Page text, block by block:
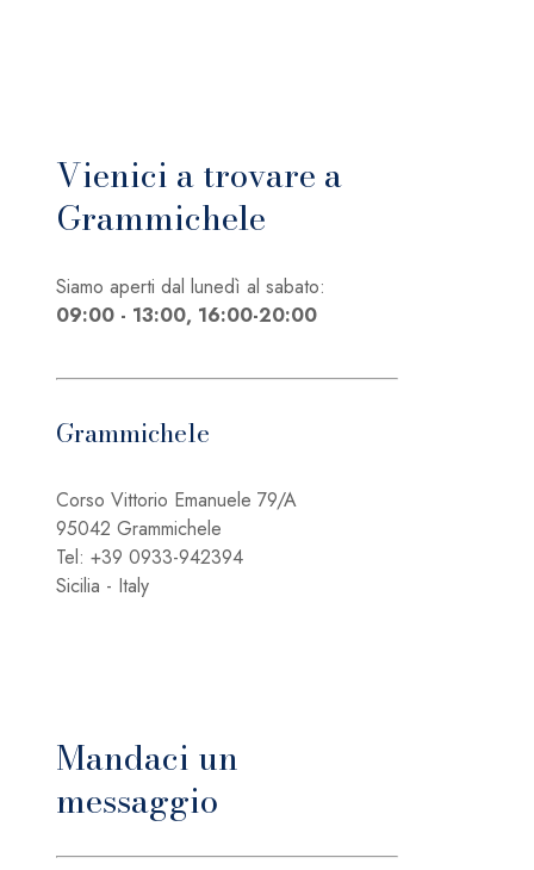
Vienici a trovare a
Grammichele
Siamo aperti dal lunedì al sabato:
09:00 - 13:00, 16:00-20:00
Grammichele
Corso Vittorio Emanuele 79/A
95042 Grammichele
Tel: +39 0933-942394
Sicilia - Italy
Mandaci un
messaggio